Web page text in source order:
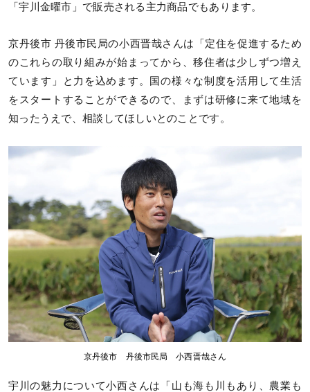
「宇川金曜市」で販売される主力商品でもあります。
京丹後市 丹後市民局の小西晋哉さんは「定住を促進するため
のこれらの取り組みが始まってから、移住者は少しずつ増え
ています」と力を込めます。国の様々な制度を活用して生活
をスタートすることができるので、まずは研修に来て地域を
知ったうえで、相談してほしいとのことです。
京丹後市 丹後市民局 小西晋哉さん
宇川の魅力について小西さんは「山も海も川もあり、農業も